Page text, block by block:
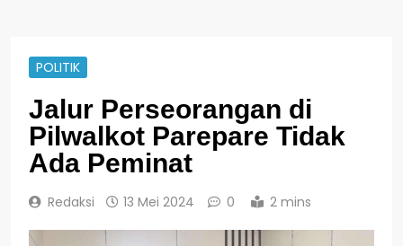
POLITIK
Jalur Perseorangan di
Pilwalkot Parepare Tidak
Ada Peminat
Redaksi 13 Mei 2024 0 2 mins